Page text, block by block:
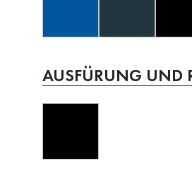
AUSFÜRUNG UND